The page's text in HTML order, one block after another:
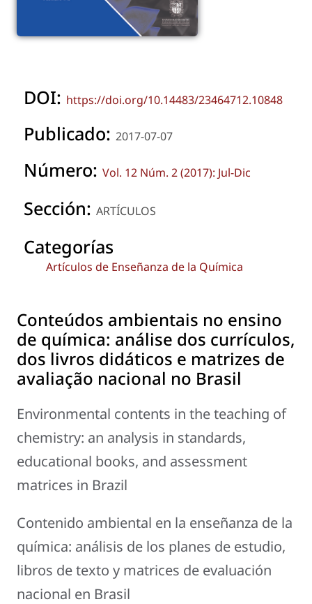
DOI: https://doi.org/10.14483/23464712.10848
Publicado: 2017-07-07
Número: Vol. 12 Núm. 2 (2017): Jul-Dic
Sección: ARTÍCULOS
Categorías
Artículos de Enseñanza de la Química
Conteúdos ambientais no ensino
de química: análise dos currículos,
dos livros didáticos e matrizes de
avaliação nacional no Brasil
Environmental contents in the teaching of
chemistry: an analysis in standards,
educational books, and assessment
matrices in Brazil
Contenido ambiental en la enseñanza de la
química: análisis de los planes de estudio,
libros de texto y matrices de evaluación
nacional en Brasil